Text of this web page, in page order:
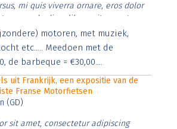
mi quis viverra ornare, eros dolor
commodo diam libero vitae erat.
et justo cursus id rutrum lorem
sem vitae risus tristique posuere.
motoren, met muziek,
etc..... Meedoen met de
de barbeque = €30,00....
uit Frankrijk, een expositie van de
Franse Motorfietsen
(GD)
sit amet, consectetur adipiscing